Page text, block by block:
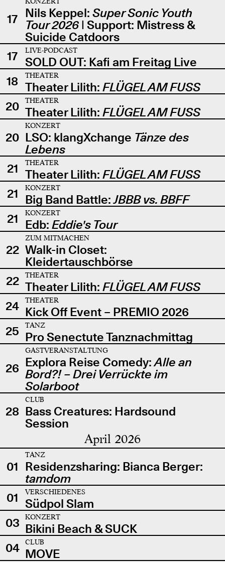
17 Nils Keppel: Super Sonic Youth
Tour 2026| Support: Mistress &
Suicide Catdoors
17
LIVE-PODCAST
SOLD OUT: Kafi am Freitag Live
18
THEATER
Theater Lilith: FLÜGEL AM FUSS
20
THEATER
Theater Lilith: FLÜGEL AM FUSS
20
KONZERT
LSO: klangXchange Tänze des
Lebens
21
THEATER
Theater Lilith: FLÜGEL AM FUSS
21
KONZERT
Big Band Battle:JBBB vs. BBFF
21
KONZERT
Edb: Eddie's Tour
22
ZUM MITMACHEN
Walk-in Closet:
Kleidertauschbörse
22
THEATER
Theater Lilith: FLÜGEL AM FUSS
24
THEATER
Kick Off Event – PREMIO 2026
25
TANZ
Pro Senectute Tanznachmittag
26
GASTVERANSTALTUNG
Explora Reise Comedy:Alle an
Bord?! – Drei Verrückte im
Solarboot
28
CLUB
Bass Creatures: Hardsound
Session
April 2026
01
TANZ
Residenzsharing: Bianca Berger:
tamdom
01
VERSCHIEDENES
Südpol Slam
03
KONZERT
Bikini Beach & SUCK
04
CLUB
MOVE